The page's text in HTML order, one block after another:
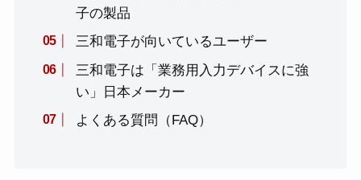
子の製品
三和電子が向いているユーザー
三和電子は「業務用入力デバイスに強
い」日本メーカー
よくある質問（FAQ）